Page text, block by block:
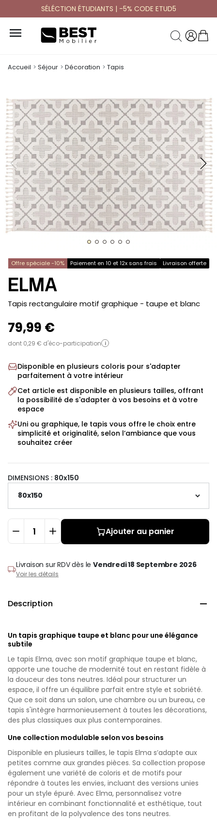
SÉLÉCTION ÉTUDIANTS | -5% CODE ETUD5

Accueil Séjour Décoration Tapis
Offre spéciale -10% Paiement en 10 et 12x sans frais Livraison offerte
ELMA
-
Tapis rectangulaire motif graphique - taupe et blanc
79,99 €
dont 0,29 € d'éco-participation i
Disponible en plusieurs coloris pour s'adapter
parfaitement à votre intérieur
Cet article est disponible en plusieurs tailles, offrant
la possibilité de s'adapter à vos besoins et à votre
espace
Uni ou graphique, le tapis vous offre le choix entre
simplicité et originalité, selon l’ambiance que vous
souhaitez créer
DIMENSIONS : 80x150
Ajouter au panier
Livraison sur RDVdès leVendredi 18 Septembre 2026
Voir les détails
Description 
Un tapis graphique taupe et blanc pour une élégance
subtile
Le tapis Elma, avec son motif graphique taupe et blanc,
apporte une touche de modernité tout en restant fidèle à
la douceur des tons neutres. Idéal pour structurer un
espace, il offre un équilibre parfait entre style et sobriété.
Que ce soit dans un salon, une chambre ou un bureau, ce
tapis s'intègre harmonieusement à toutes les décorations,
des plus classiques aux plus contemporaines.
Une collection modulable selon vos besoins
Disponible en plusieurs tailles, le tapis Elma s’adapte aux
petites comme aux grandes pièces. Sa collection propose
également une variété de coloris et de motifs pour
répondre à toutes les envies, incluant des versions unies
pour un style épuré. Avec Elma, personnalisez votre
intérieur en combinant fonctionnalité et esthétique, tout
en profitant de la polyvalence des tons neutres.